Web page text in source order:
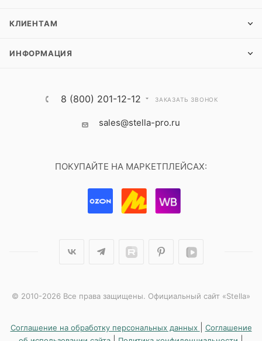
КЛИЕНТАМ
ИНФОРМАЦИЯ
8 (800) 201-12-12 ЗАКАЗАТЬ ЗВОНОК
sales@stella-pro.ru
ПОКУПАЙТЕ НА МАРКЕТПЛЕЙСАХ:
© 2010-2026 Все права защищены. Официальный сайт «Stella»
Соглашение на обработку персональных данных
Соглашение